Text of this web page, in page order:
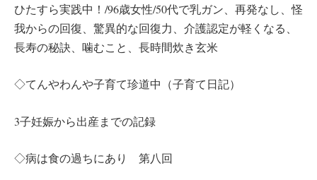
ひたすら実践中！/96歳女性/50代で乳ガン、再発なし、怪
我からの回復、驚異的な回復力、介護認定が軽くなる、
長寿の秘訣、噛むこと、長時間炊き玄米
◇てんやわんや子育て珍道中（子育て日記）
3子妊娠から出産までの記録
◇病は食の過ちにあり 第八回